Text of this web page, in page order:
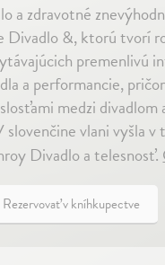
a zdravotné
Divadlo &, ktorú tvorí
premenlivú
a performancie,
medzi
slovenčine vlani vyšla
Divadlo a telesnosť.
Rezervovať v kníhkupectve